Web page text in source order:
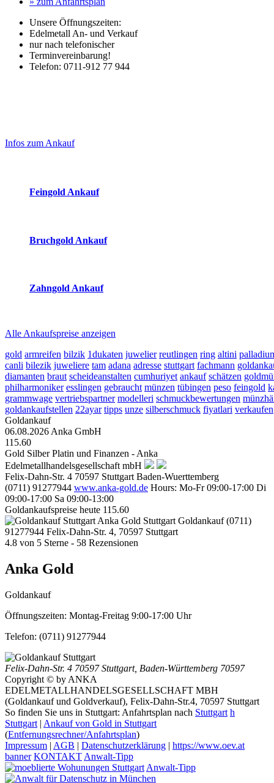
Unsere Öffnungszeiten:
Edelmetall An- und Verkauf
nur nach telefonischer
Terminvereinbarung!
Telefon: 0711-912 77 944
Sidebar
Infos zum Ankauf
Feingold Ankauf
Bruchgold Ankauf
Zahngold Ankauf
Alle Ankaufspreise anzeigen
gold armreifen bilzik 1dukaten juwelier reutlingen ring altini
canli bilezik juweliere tam adana adresse stuttgart fachmann
diamanten braut scheideanstalten cumhuriyet ankauf schätzen
philharmoniker esslingen gebraucht münzen tübingen peso feingold
grammwage vertriebspartner modelleri schmuckbewertungen
goldankaufstellen 22ayar tipps unze silberschmuck fiyatlari verkaufen
Goldankauf
06.08.2026 Anka GmbH
115.60
Gold Silber Platin und Finanzen - Anka
Edelmetallhandelsgesellschaft mbH
Felix-Dahn-Str. 4 70597 Stuttgart Baden-Wuerttemberg
(0711) 91277944 www.anka-gold.de Hours: Mo-Fr 09:00-17:00 Di
09:00-17:00 Sa 09:00-13:00
Goldankaufspreise heute 115.60
Anka Gold Stuttgart Goldankauf (0711)
91277944 Felix-Dahn-Str. 4, 70597 Stuttgart
4.8 von 5 Sterne - 58 Rezensionen
Anka Gold
Goldankauf
Öffnungszeiten: Montag-Freitag 9:00-17:00 Uhr
Telefon: (0711) 91277944
Felix-Dahn-Str. 4 70597 Stuttgart, Baden-Württemberg 70597
Copyright © by ANKA
EDELMETALLHANDELSGESELLSCHAFT MBH
(Goldankauf und Goldverkauf), Felix-Dahn-Str.4, 70597 Stuttgart
So finden Sie uns in Stuttgart: Anfahrtsplan nach Stuttgart h
Stuttgart | Ankauf von Gold in Stuttgart
(Entfernungsrechner/Anfahrtsplan)
Impressum | AGB | Datenschutzerklärung | https://www.oev.at
banner KONTAKT Anwalt-Tipp
Anwalt-Tipp